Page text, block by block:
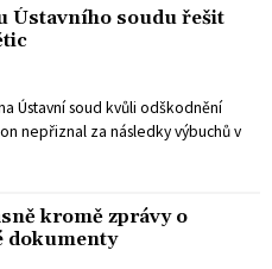
Ústavního soudu řešit
Ústavní soud kvůli odškodnění
nepřiznal za následky výbuchů v
kromě zprávy o
dokumenty